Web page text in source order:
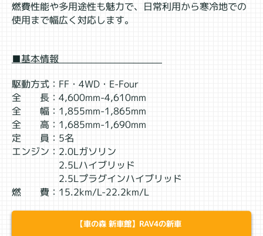
燃費性能や多用途性も魅力で、日常利用から寒冷地での
使用まで幅広く対応します。
■基本情報
駆動方式：FF・4WD・E-Four
全 長：4,600mm-4,610mm
全 幅：1,855mm-1,865mm
全 高：1,685mm-1,690mm
定 員：5名
エンジン：2.0Lガソリン
2.5Lハイブリッド
2.5Lプラグインハイブリッド
燃 費：15.2km/L-22.2km/L
【車の森 新車館】RAV4の新車